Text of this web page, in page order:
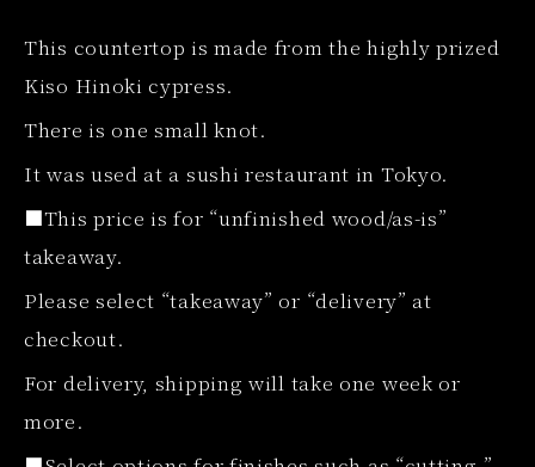
This countertop is made from the highly prized
Kiso Hinoki cypress.
There is one small knot.
It was used at a sushi restaurant in Tokyo.
■This price is for “unfinished wood/as-is”
takeaway.
Please select “takeaway” or “delivery” at
checkout.
For delivery, shipping will take one week or
more.